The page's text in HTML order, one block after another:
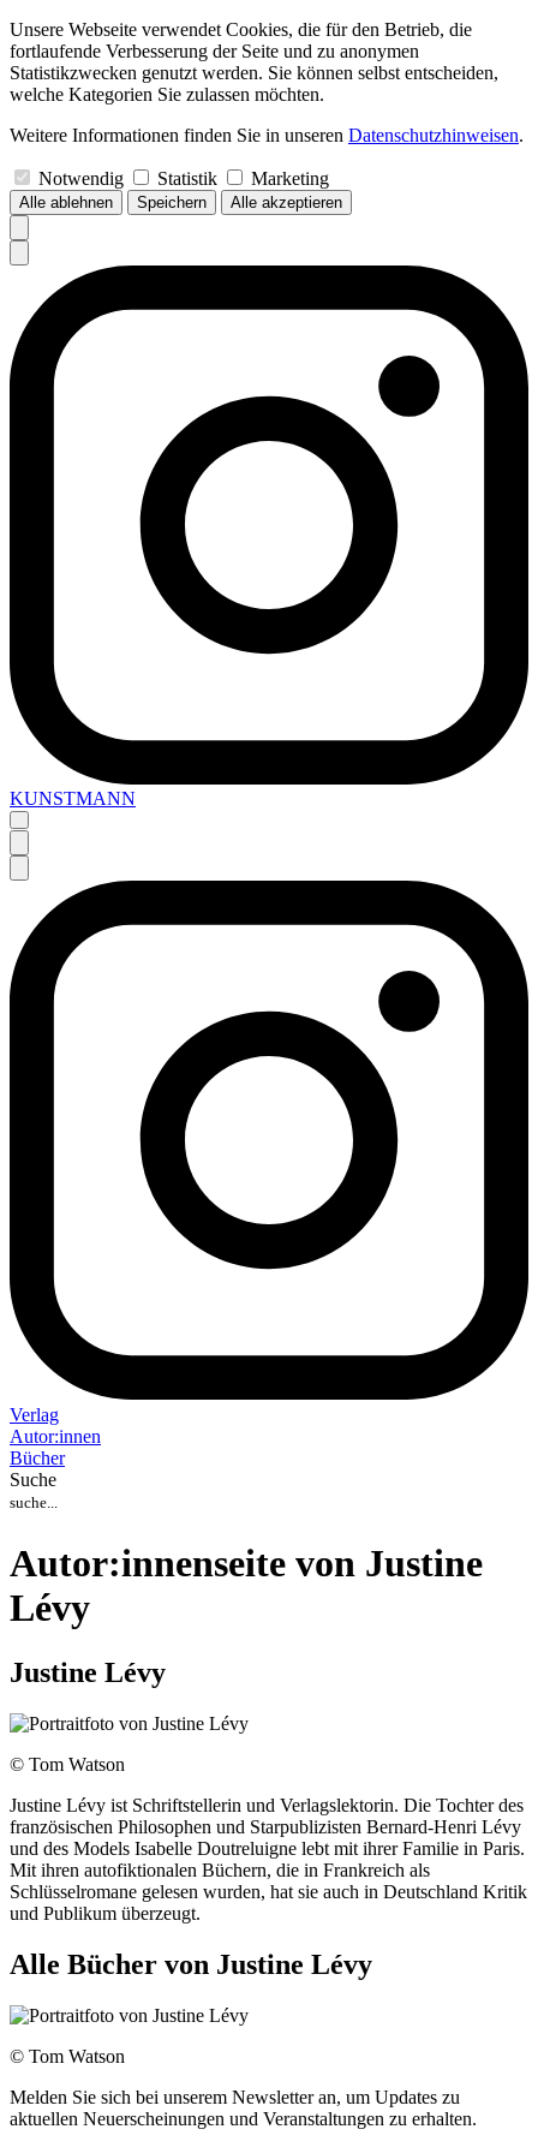
Unsere Webseite verwendet Cookies, die für den Betrieb, die
fortlaufende Verbesserung der Seite und zu anonymen
Statistikzwecken genutzt werden. Sie können selbst entscheiden,
welche Kategorien Sie zulassen möchten.
Weitere Informationen finden Sie in unseren Datenschutzhinweisen.
Notwendig Statistik Marketing
Alle ablehnen Speichern Alle akzeptieren
KUNSTMANN
Verlag
Autor:innen
Bücher
Suche
Autor:innenseite von Justine
Lévy
Justine Lévy
© Tom Watson
Justine Lévy ist Schriftstellerin und Verlagslektorin. Die Tochter des
französischen Philosophen und Starpublizisten Bernard-Henri Lévy
und des Models Isabelle Doutreluigne lebt mit ihrer Familie in Paris.
Mit ihren autofiktionalen Büchern, die in Frankreich als
Schlüsselromane gelesen wurden, hat sie auch in Deutschland Kritik
und Publikum überzeugt.
Alle Bücher von Justine Lévy
© Tom Watson
Melden Sie sich bei unserem Newsletter an, um Updates zu
aktuellen Neuerscheinungen und Veranstaltungen zu erhalten.